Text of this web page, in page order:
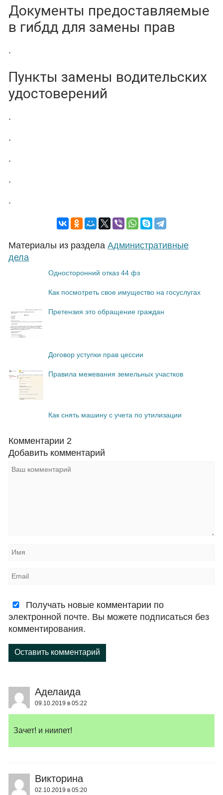
Документы предоставляемые
в гибдд для замены прав
.
Пункты замены водительских
удостоверений
.
.
.
.
.
Материалы из разделаАдминистративные
дела
Односторонний отказ 44 фз
Как посмотреть свое имущество на госуслугах
Претензия это обращение граждан
Договор уступки прав цессии
Правила межевания земельных участков
Как снять машину с учета по утилизации
Комментарии 2
Добавить комментарий
Получать новые комментарии по
электронной почте. Вы можете подписаться без
комментирования.
Оставить комментарий
Аделаида
09.10.2019 в 05:22
Зачет! и ниипет!
Викторина
02.10.2019 в 05:20